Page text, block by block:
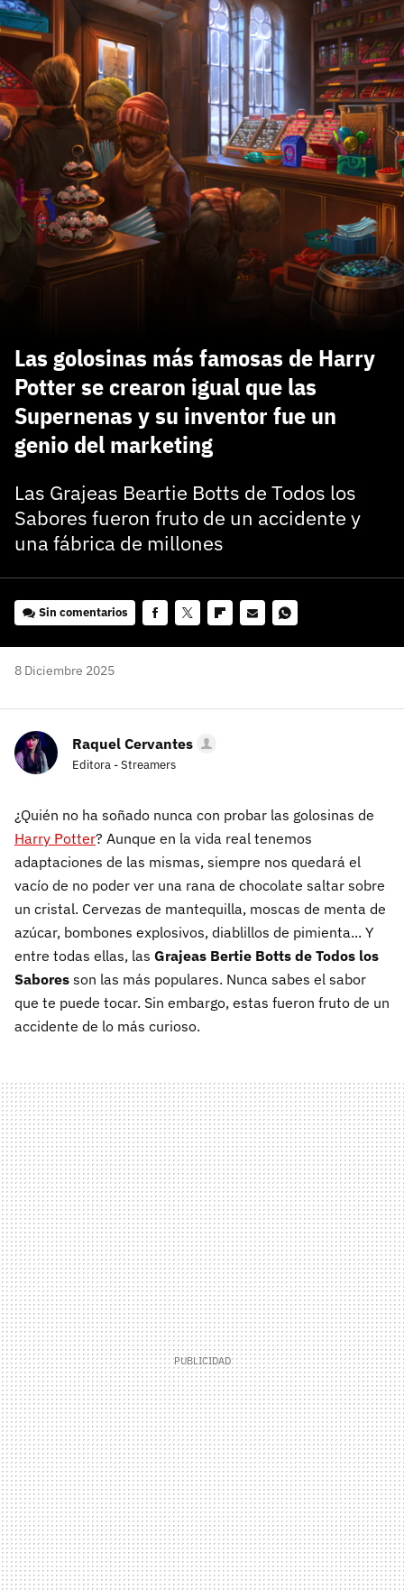
Las golosinas más famosas de Harry
Potter se crearon igual que las
Supernenas y su inventor fue un
genio del marketing
Las Grajeas Beartie Botts de Todos los
Sabores fueron fruto de un accidente y
una fábrica de millones
Sin comentarios
8 Diciembre 2025
Raquel Cervantes
Editora - Streamers
¿Quién no ha soñado nunca con probar las golosinas de
Harry Potter? Aunque en la vida real tenemos
adaptaciones de las mismas, siempre nos quedará el
vacío de no poder ver una rana de chocolate saltar sobre
un cristal. Cervezas de mantequilla, moscas de menta de
azúcar, bombones explosivos, diablillos de pimienta... Y
entre todas ellas, las Grajeas Bertie Botts de Todos los
Sabores son las más populares. Nunca sabes el sabor
que te puede tocar. Sin embargo, estas fueron fruto de un
accidente de lo más curioso.
¿Todavía no tienes cuenta?
Regístrate gratis
El inicio de sesión con Facebook ya no está
disponible, pero puedes seguir usando tu cuenta
de 3DJuegos:
Recupera tu acceso con Facebook
carácter inicial), pero no mayúsculas, espacios, tildes
o caracteres especiales.
He leído y acepto la politica de privacidad y
de participación
Registrarse en 3DJuegos
Entra con Google
¿Ya tienes cuenta?
Entra en 3DJuegos